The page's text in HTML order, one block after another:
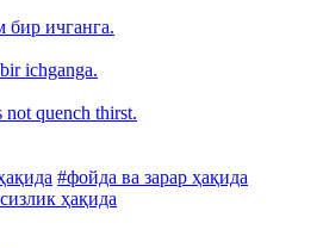
ичганга.
ichganga.
quench thirst.
#фойда ва зарар ҳақида
ҳақида